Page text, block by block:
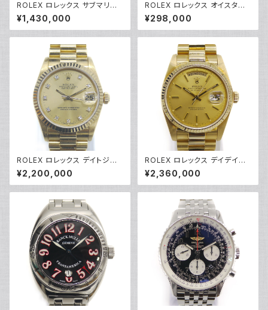
ROLEX ロレックス サブマリー
ナ 14060 自動巻き N番 ダイバ
ーズウォッチ 黒文字盤 Y05143
¥1,430,000
ROLEX ロレックス オイスター
パーペチュアル 6623 7桁17番
自動巻き シルバー文字盤 レディ
ースウォッチ Y04583
¥298,000
ROLEX ロレックス デイトジャ
スト 68278G L番 10Pダイヤ
自動巻き K18YG ゴールド文字
盤 ボーイズ Y04242
¥2,200,000
ROLEX ロレックス デイデイト 1
8038 72番 自動巻き K18YG
ゴールド文字盤 Y04511
¥2,360,000